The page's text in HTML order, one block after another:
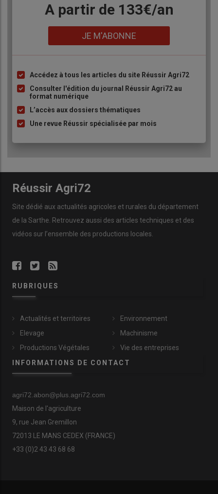
BodyA partir de 133€/an
JE M'ABONNE
Liste
à
puce
Accédez à tous les articles du site Réussir Agri72
Consulter l'édition du journal Réussir Agri72 au
format numérique
L’accès aux dossiers thématiques
Une revue Réussir spécialisée par mois
Réussir Agri72
Site dédié aux actualités agricoles et rurales du département
de la Sarthe. Retrouvez aussi des articles techniques et des
vidéos sur l’ensemble des productions locales.
RUBRIQUES
Actualités et territoires
Elevage
Productions Végétales
Environnement
Machinisme
Vie des entreprises
INFORMATIONS DE CONTACT
agri72.abon@plus.agri72.com
Maison de l'agriculture
9, rue Jean Gremillon
72013 LE MANS CEDEX (FRANCE)
+33 (0)2 43 43 68 68